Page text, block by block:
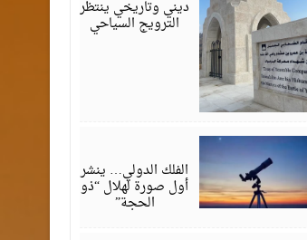
ديني وتاريخي ينتظر
الترويج السياحي
الفلك الدولي… ينشر
أول صورة لهلال “ذو
الحجة”